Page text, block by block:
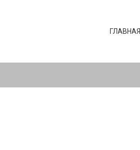
ГЛАВНАЯ